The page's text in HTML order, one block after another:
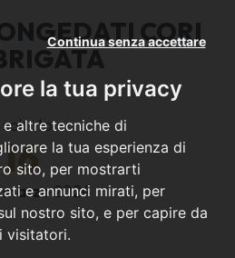
la tua privacy
altre tecniche di
la tua esperienza di
sito, per mostrarti
e annunci mirati, per
nostro sito, e per capire da
visitatori.
Continua senza accettare
CORI
sabato
16
marzo2024